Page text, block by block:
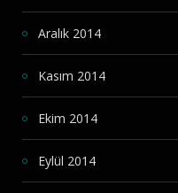
Aralık 2014
Kasım 2014
Ekim 2014
Eylül 2014